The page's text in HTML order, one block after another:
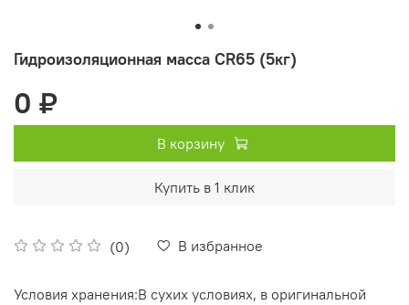
Гидроизоляционная масса CR65 (5кг)
(0) В избранное
0 ₽
В корзину
Купить в 1 клик
Условия хранения:В сухих условиях, в оригинальной